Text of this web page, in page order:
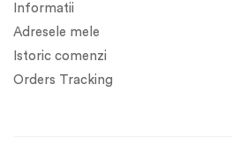
Informatii
Adresele mele
Istoric comenzi
Orders Tracking